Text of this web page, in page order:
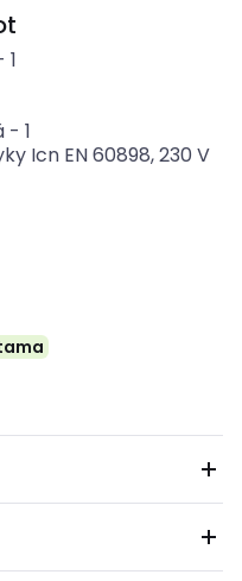
1
- 1
Icn EN 60898, 230 V